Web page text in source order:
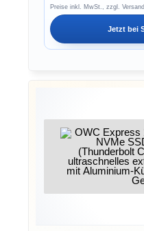
Preise inkl. MwSt., zzgl.
Jetzt bei